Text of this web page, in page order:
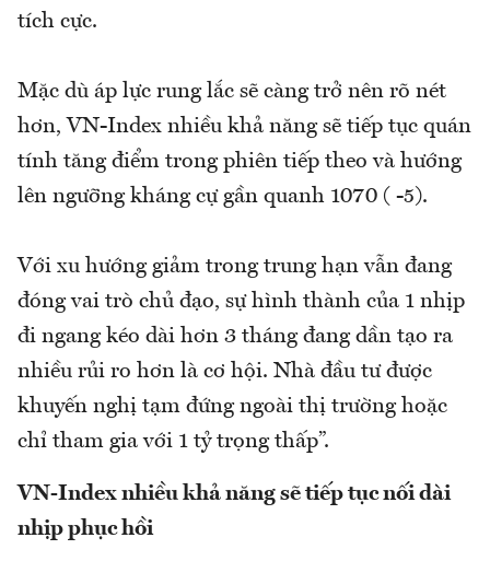
tích cực.
Mặc dù áp lực rung lắc sẽ càng trở nên rõ nét
hơn, VN-Index nhiều khả năng sẽ tiếp tục quán
tính tăng điểm trong phiên tiếp theo và hướng
lên ngưỡng kháng cự gần quanh 1070 ( -5).
Với xu hướng giảm trong trung hạn vẫn đang
đóng vai trò chủ đạo, sự hình thành của 1 nhịp
đi ngang kéo dài hơn 3 tháng đang dần tạo ra
nhiều rủi ro hơn là cơ hội. Nhà đầu tư được
khuyến nghị tạm đứng ngoài thị trường hoặc
chỉ tham gia với 1 tỷ trọng thấp”.
VN-Index nhiều khả năng sẽ tiếp tục nối dài
nhịp phục hồi